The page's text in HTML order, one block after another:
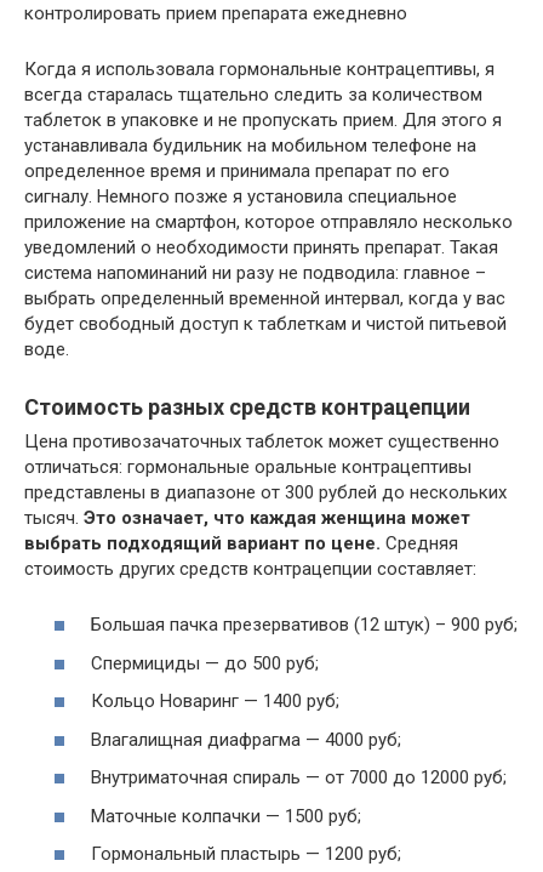
контролировать прием препарата ежедневно
Когда я использовала гормональные контрацептивы, я
всегда старалась тщательно следить за количеством
таблеток в упаковке и не пропускать прием. Для этого я
устанавливала будильник на мобильном телефоне на
определенное время и принимала препарат по его
сигналу. Немного позже я установила специальное
приложение на смартфон, которое отправляло несколько
уведомлений о необходимости принять препарат. Такая
система напоминаний ни разу не подводила: главное –
выбрать определенный временной интервал, когда у вас
будет свободный доступ к таблеткам и чистой питьевой
воде.
Стоимость разных средств контрацепции
Цена противозачаточных таблеток может существенно
отличаться: гормональные оральные контрацептивы
представлены в диапазоне от 300 рублей до нескольких
тысяч. Это означает, что каждая женщина может
выбрать подходящий вариант по цене. Средняя
стоимость других средств контрацепции составляет:
Большая пачка презервативов (12 штук) – 900 руб;
Спермициды — до 500 руб;
Кольцо Новаринг — 1400 руб;
Влагалищная диафрагма — 4000 руб;
Внутриматочная спираль — от 7000 до 12000 руб;
Маточные колпачки — 1500 руб;
Гормональный пластырь — 1200 руб;